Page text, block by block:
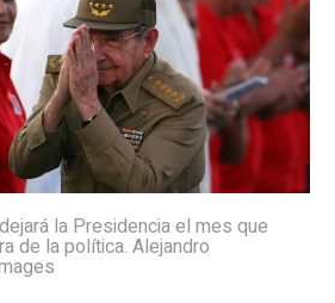
la Presidencia el mes que
de la política. Alejandro